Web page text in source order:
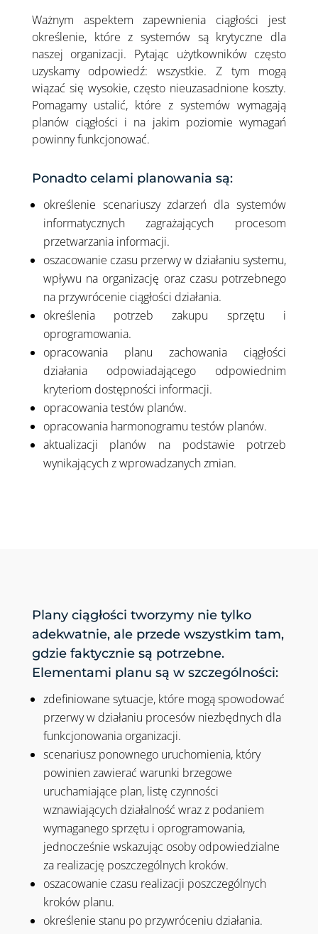
Ważnym aspektem zapewnienia ciągłości jest
określenie, które z systemów są krytyczne dla
naszej organizacji. Pytając użytkowników często
uzyskamy odpowiedź: wszystkie. Z tym mogą
wiązać się wysokie, często nieuzasadnione koszty.
Pomagamy ustalić, które z systemów wymagają
planów ciągłości i na jakim poziomie wymagań
powinny funkcjonować.
Ponadto celami planowania są:
określenie scenariuszy zdarzeń dla systemów
informatycznych zagrażających procesom
przetwarzania informacji.
oszacowanie czasu przerwy w działaniu systemu,
wpływu na organizację oraz czasu potrzebnego
na przywrócenie ciągłości działania.
określenia potrzeb zakupu sprzętu i
oprogramowania.
opracowania planu zachowania ciągłości
działania odpowiadającego odpowiednim
kryteriom dostępności informacji.
opracowania testów planów.
opracowania harmonogramu testów planów.
aktualizacji planów na podstawie potrzeb
wynikających z wprowadzanych zmian.
Plany ciągłości tworzymy nie tylko
adekwatnie, ale przede wszystkim tam,
gdzie faktycznie są potrzebne.
Elementami planu są w szczególności:
zdefiniowane sytuacje, które mogą spowodować
przerwy w działaniu procesów niezbędnych dla
funkcjonowania organizacji.
scenariusz ponownego uruchomienia, który
powinien zawierać warunki brzegowe
uruchamiające plan, listę czynności
wznawiających działalność wraz z podaniem
wymaganego sprzętu i oprogramowania,
jednocześnie wskazując osoby odpowiedzialne
za realizację poszczególnych kroków.
oszacowanie czasu realizacji poszczególnych
kroków planu.
określenie stanu po przywróceniu działania.